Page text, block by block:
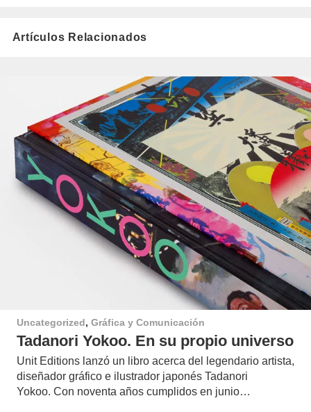
Artículos Relacionados
Uncategorized, Gráfica y Comunicación
Tadanori Yokoo. En su propio universo
Unit Editions lanzó un libro acerca del legendario artista,
diseñador gráfico e ilustrador japonés Tadanori
Yokoo. Con noventa años cumplidos en junio…